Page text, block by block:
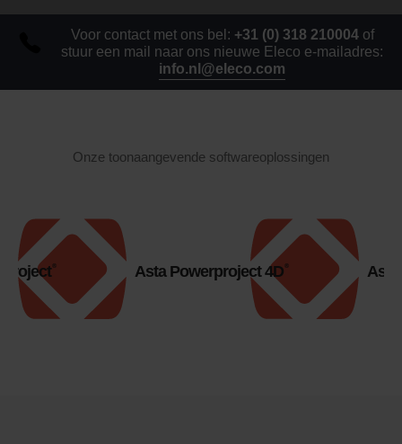
Voor contact met ons bel: +31 (0) 318 210004of
stuur een mail naar ons nieuwe Eleco e-mailadres:
info.nl@eleco.com
Onze toonaangevende softwareoplossingen
® Asta Powerproject 4D ®